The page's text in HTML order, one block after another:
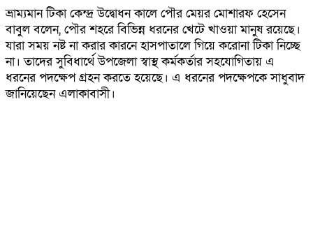
ভ্রাম্যমান টিকা কেন্দ্র উদ্বোধন কালে পৌর মেয়র মোশারফ হেসেন
বাবুল বলেন, পৌর শহরে বিভিন্ন ধরনের খেটে খাওয়া মানুষ রয়েছে।
যারা সময় নষ্ট না করার কারনে হাসপাতালে গিয়ে করোনা টিকা নিচ্ছে
না। তাদের সুবিধার্থে উপজেলা স্বাস্থ কর্মকর্তার সহযোগিতায় এ
ধরনের পদক্ষেপ গ্রহন করতে হয়েছে। এ ধরনের পদক্ষেপকে সাধুবাদ
জানিয়েছেন এলাকাবাসী।